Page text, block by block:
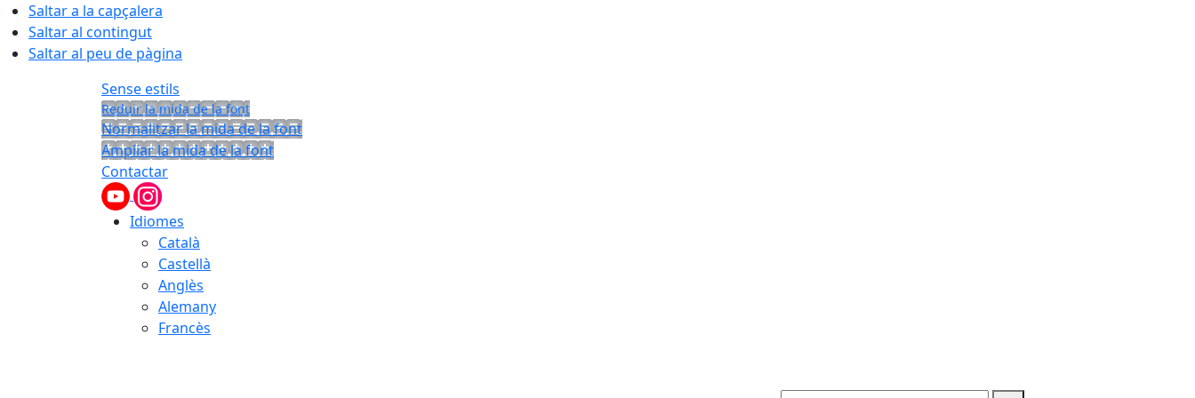
Saltar a la capçalera
Saltar al contingut
Saltar al peu de pàgina
Sense estils
Reduir la mida de la font
Normalitzar la mida de la font
Ampliar la mida de la font
Contactar
Idiomes
Català
Castellà
Anglès
Alemany
Francès